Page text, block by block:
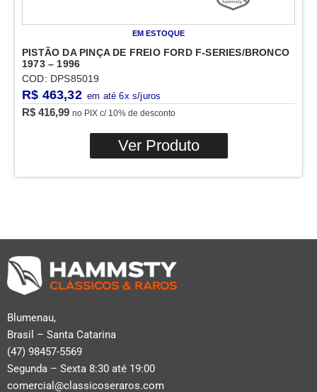
EM ESTOQUE
PISTÃO DA PINÇA DE FREIO FORD F-SERIES/BRONCO
1973 – 1996
COD: DPS85019
R$ 463,32
R$ 416,99 no PIX c/ 10% de desconto
Ver Produto
Blumenau,
Brasil – Santa Catarina
(47) 98457-5569
Segunda – Sexta 8:30 até 19:00
comercial@classicoseraros.com